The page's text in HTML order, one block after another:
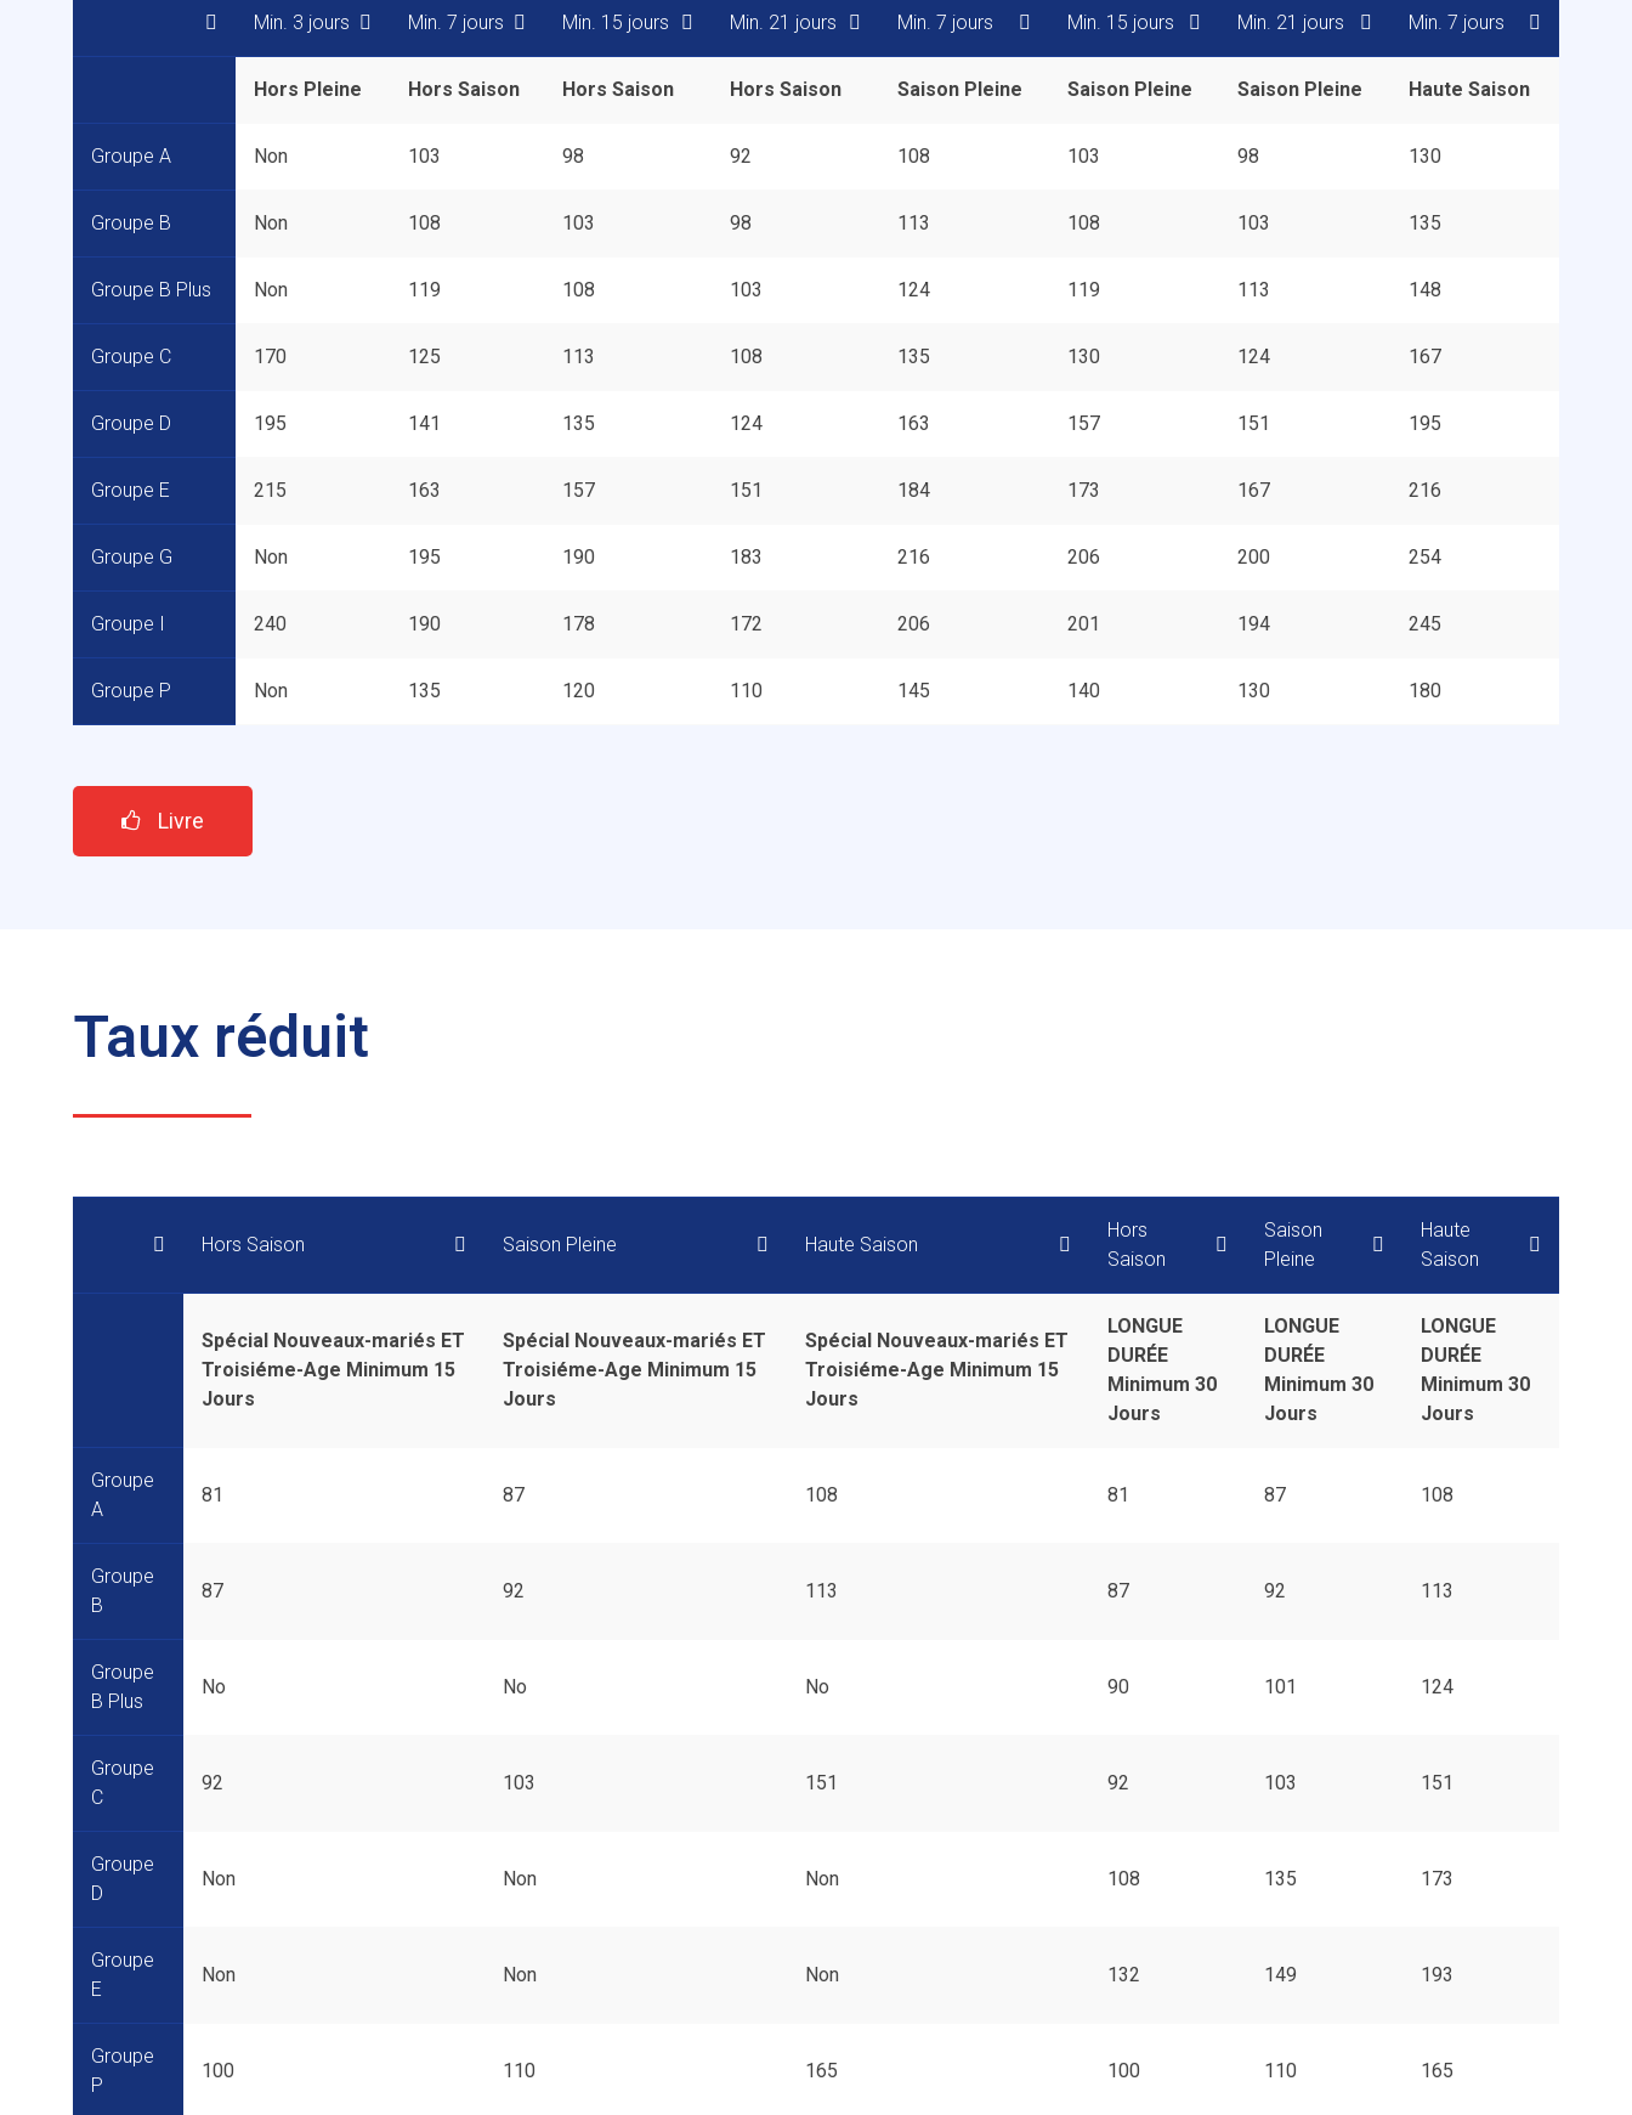
Min. 3 jours Min. 7 jours Min. 15 jours Min. 21 jours Min. 7 jours Min. 15 jours Min. 21 jours Min. 7 jours
Hors Pleine Hors Saison Hors Saison Hors Saison Saison Pleine Saison Pleine Saison Pleine Haute Saison
Groupe A Non 103 98 92 108 103 98 130
Groupe B Non 108 103 98 113 108 103 135
Groupe B Plus Non 119 108 103 124 119 113 148
Groupe C 170 125 113 108 135 130 124 167
Groupe D 195 141 135 124 163 157 151 195
Groupe E 215 163 157 151 184 173 167 216
Groupe G Non 195 190 183 216 206 200 254
Groupe I 240 190 178 172 206 201 194 245
Groupe P Non 135 120 110 145 140 130 180
Livre
Taux réduit
Hors Saison Saison Pleine Haute Saison
Hors
Saison
Saison
Pleine
Haute
Saison
Spécial Nouveaux-mariés ET
Troisiéme-Age Minimum 15
Jours
Spécial Nouveaux-mariés ET
Troisiéme-Age Minimum 15
Jours
Spécial Nouveaux-mariés ET
Troisiéme-Age Minimum 15
Jours
LONGUE
DURÉE
Minimum 30
Jours
LONGUE
DURÉE
Minimum 30
Jours
LONGUE
DURÉE
Minimum 30
Jours
Groupe
A
81 87 108 81 87 108
Groupe
B
87 92 113 87 92 113
Groupe
B Plus
No No No 90 101 124
Groupe
C
92 103 151 92 103 151
Groupe
D
Non Non Non 108 135 173
Groupe
E
Non Non Non 132 149 193
Groupe
P
100 110 165 100 110 165